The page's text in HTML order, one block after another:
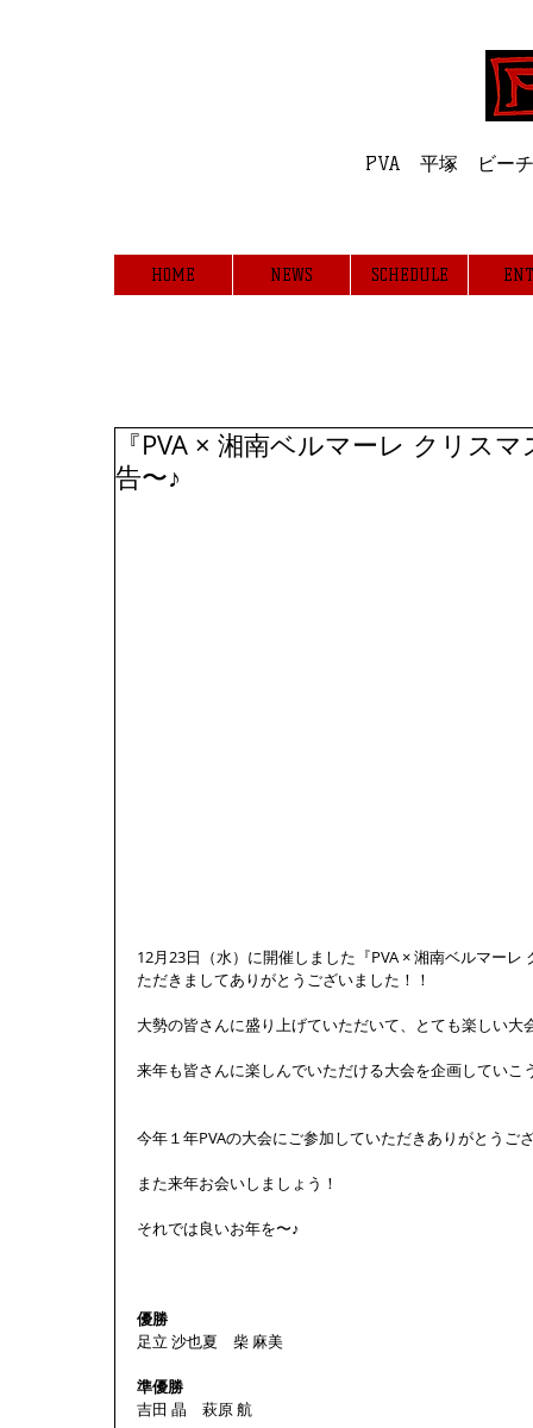
PVA 平塚 ビー
HOME NEWS SCHEDULE
『PVA × 湘南ベルマーレ クリス
告〜♪
12月23日（水）に開催しました『PVA × 湘南ベルマー
ただきましてありがとうございました！！
大勢の皆さんに盛り上げていただいて、とても楽しい大
来年も皆さんに楽しんでいただける大会を企画してい
今年１年PVAの大会にご参加していただきありがとうご
また来年お会いしましょう！
それでは良いお年を〜♪
優勝
足立 沙也夏　柴 麻美
準優勝
吉田 晶　萩原 航